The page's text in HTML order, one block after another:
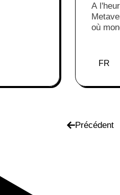
A
où
quel
FR
Précédent